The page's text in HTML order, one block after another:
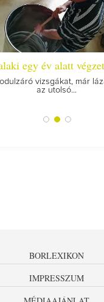
egy év alatt
vizsgákat, már
az utolsó...
BORLEXIKON
IMPRESSZUM